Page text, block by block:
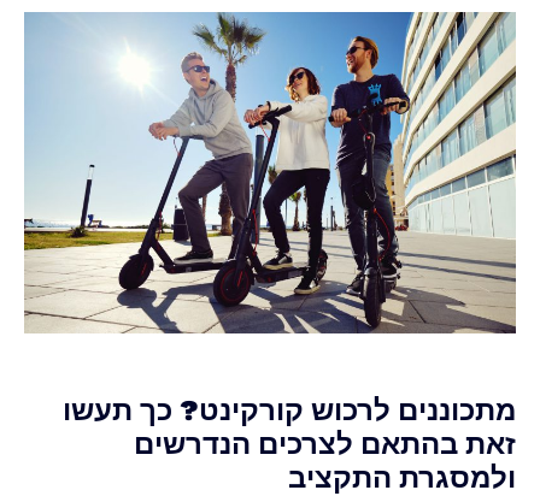
מתכוננים לרכוש קורקינט? כך תעשו
זאת בהתאם לצרכים הנדרשים
ולמסגרת התקציב